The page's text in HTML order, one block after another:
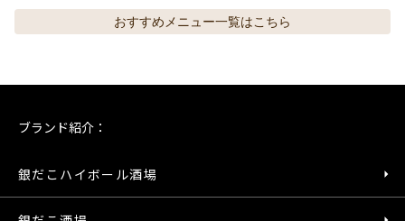
おすすめメニュー一覧はこちら
ブランド紹介：
銀だこハイボール酒場